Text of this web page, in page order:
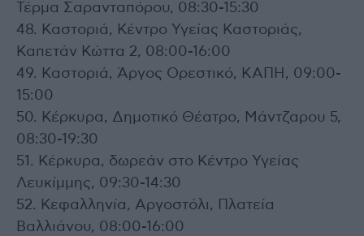
Τέρμα Σαρανταπόρου, 08:30-15:30
48. Καστοριά, Κέντρο Υγείας Καστοριάς,
Καπετάν Κώττα 2, 08:00-16:00
49. Καστοριά, Άργος Ορεστικό, ΚΑΠΗ, 09:00-
15:00
50. Κέρκυρα, Δημοτικό Θέατρο, Μάντζαρου 5,
08:30-19:30
51. Κέρκυρα, δωρεάν στο Κέντρο Υγείας
Λευκίμμης, 09:30-14:30
52. Κεφαλληνία, Αργοστόλι, Πλατεία
Βαλλιάνου, 08:00-16:00